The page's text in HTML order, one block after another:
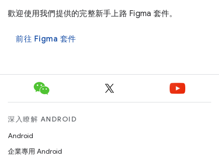
歡迎使用我們提供的完整新手上路 Figma 套件。
前往 Figma 套件
深入瞭解 ANDROID
Android
企業專用 Android